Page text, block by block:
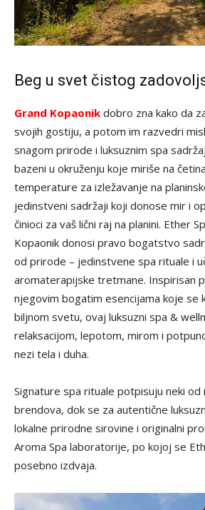
Beg u svet čistog
Grand Kopaonik dobro zna kako da
svojih gostiju, a potom im razvedri
snagom prirode i luksuznim spa
bazeni u okruženju koje miriše na
temperature za izležavanje na
jedinstveni sadržaji koji donose mir i
činioci za vaš lični raj na planini. Ether
Kopaonik donosi pravo bogatstvo
od prirode – jedinstvene spa rituale i
aromaterapijske tretmane. Inspirisan
njegovim bogatim esencijama koje se
biljnom svetu, ovaj luksuzni spa &
relaksacijom, lepotom, mirom i
nezi tela i duha.
Signature spa rituale potpisuju neki od
brendova, dok se za autentične
lokalne prirodne sirovine i originalni
Aroma Spa laboratorije, po kojoj se
posebno izdvaja.